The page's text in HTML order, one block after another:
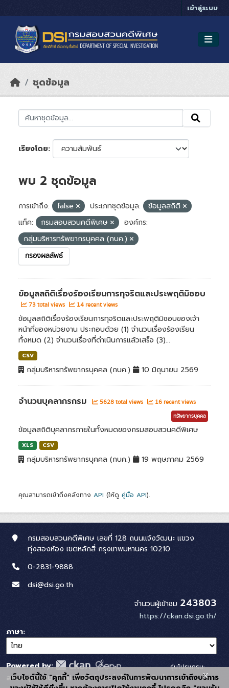
เข้าสู่ระบบ
ชุดข้อมูล
เรียงโดย
พบ 2 ชุดข้อมูล
การเข้าถึง: false ประเภทชุดข้อมูล:
ข้อมูลสถิติ
แท็ค:
กรมสอบสวนคดีพิเศษ
องค์กร:
กลุ่มบริหารทรัพยากรบุคคล (กบค.)
กรองผลลัพธ์
ข้อมูลสถิติเรื่องร้องเรียนการทุจริตและประพฤติมิชอบ
73 total views 14 recent views
ข้อมูลสถิติเรื่องร้องเรียนการทุจริตและประพฤติมิชอบของเจ้า
หน้าที่ของหน่วยงาน ประกอบด้วย (1) จำนวนเรื่องร้องเรียน
ทั้งหมด (2) จำนวนเรื่องที่ดำเนินการแล้วเสร็จ (3)...
CSV
กลุ่มบริหารทรัพยากรบุคคล (กบค.) 10 มิถุนายน 2569
จำนวนบุคลากรกรม 5628 total views 16 recent views
ทรัพยากรบุคคล
ข้อมูลสถิติบุคลากรภายในทั้งหมดของกรมสอบสวนคดีพิเศษ
XLS CSV
กลุ่มบริหารทรัพยากรบุคคล (กบค.) 19 พฤษภาคม 2569
คุณสามารถเข้าถึงคลังทาง API (ให้ดู คู่มือ API).
กรมสอบสวนคดีพิเศษ เลขที่ 128 ถนนแจ้งวัฒนะ แขวง
ทุ่งสองห้อง เขตหลักสี่ กรุงเทพมหานคร 10210
0-2831-9888
dsi@dsi.go.th
จำนวนผู้เข้าชม 243803
https://ckan.dsi.go.th/
ภาษา
Powered by:
สนับสนุนระบบ Thai-GDC โดย สำนักงานสถิติแห่ง
รุ่นโปรแกรม:
3.0.0
เว็บไซต์นี้ใช้ "คุกกี้" เพื่อวัตถุประสงค์ในการพัฒนาการเข้าถึงบริการ
x